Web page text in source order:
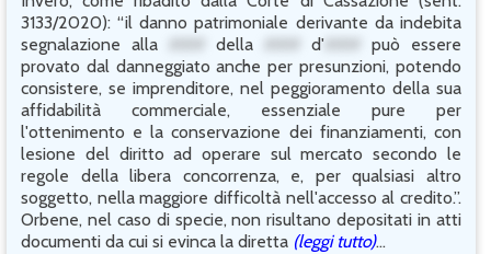
3133/2020): “il danno patrimoniale derivante da indebita
segnalazione alla
della d'###
può essere
provato dal danneggiato anche per presunzioni, potendo
consistere, se imprenditore, nel peggioramento della sua
affidabilità commerciale, essenziale pure per
l'ottenimento e la conservazione dei finanziamenti, con
lesione del diritto ad operare sul mercato secondo le
regole della libera concorrenza, e, per qualsiasi altro
soggetto, nella maggiore difficoltà nell'accesso al credito.”.
Orbene, nel caso di specie, non risultano depositati in atti
documenti da cui si evinca la diretta (leggi tutto)...